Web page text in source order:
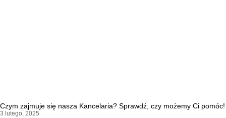
Czym zajmuje się nasza Kancelaria? Sprawdź, czy możemy Ci pomóc!
3 lutego, 2025